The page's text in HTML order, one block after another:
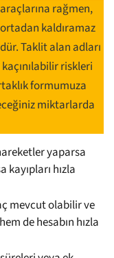
rağmen,
ortadan kaldıramaz
Taklit alan adları
riskleri
formumuza
miktarlarda
yaparsa
kayıpları hızla
mevcut olabilir ve
de hesabın hızla